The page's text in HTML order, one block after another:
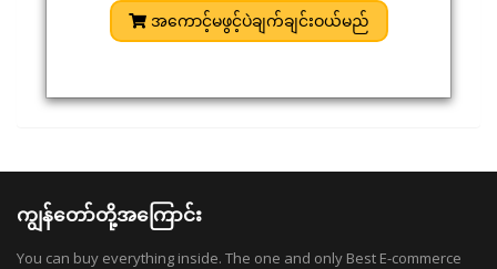
အကောင့်မဖွင့်ပဲချက်ချင်းဝယ်မည်
ကျွန်တော်တို့အကြောင်း
You can buy everything inside. The one and only Best E-commerce